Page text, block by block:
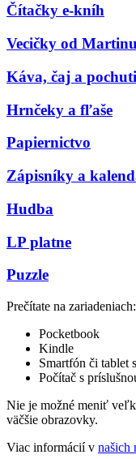
Čítačky e-kníh
Vecičky od
Káva, čaj a
Hrnčeky a fľaše
Papiernictvo
Zápisníky a
Hudba
LP platne
Puzzle
Prečítate na zariadeniach:
Pocketbook
Kindle
Smartfón či tablet
Počítač s
Nie je možné meniť
väčšie obrazovky.
Viac informácií v našich